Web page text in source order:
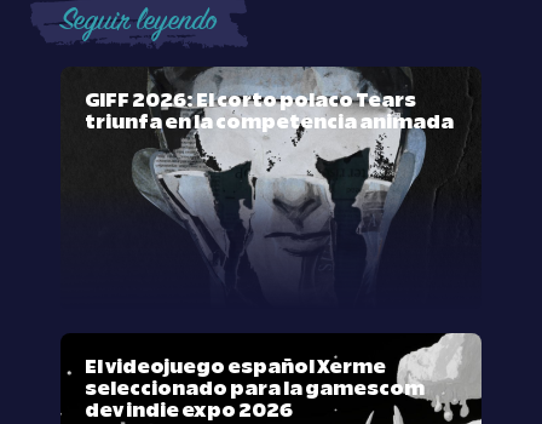
Seguir leyendo
GIFF 2026: El corto polaco Tears
triunfa en la competencia animada
El videojuego español Xerme
seleccionado para la gamescom
dev indie expo 2026